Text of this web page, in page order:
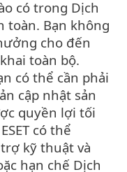
có trong Dịch
toàn. Bạn không
cho đến
toàn bộ.
có thể cần phải
cập nhật sản
quyền lợi tối
có thể
kỹ thuật và
hạn chế Dịch